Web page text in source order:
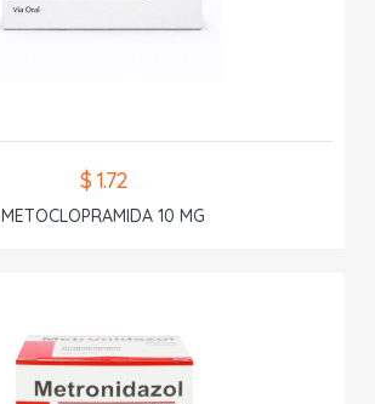
$ 1.72
METOCLOPRAMIDA 10 MG